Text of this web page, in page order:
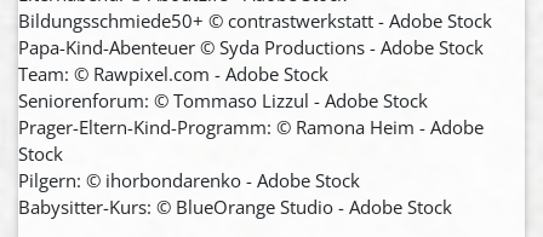
Bildungsschmiede50+ © contrastwerkstatt - Adobe Stock
Papa-Kind-Abenteuer © Syda Productions - Adobe Stock
Team: © Rawpixel.com - Adobe Stock
Seniorenforum: © Tommaso Lizzul - Adobe Stock
Prager-Eltern-Kind-Programm: © Ramona Heim - Adobe
Stock
Pilgern: © ihorbondarenko - Adobe Stock
Babysitter-Kurs: © BlueOrange Studio - Adobe Stock